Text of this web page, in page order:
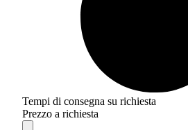
Tempi di consegna su richiesta
Prezzo a richiesta